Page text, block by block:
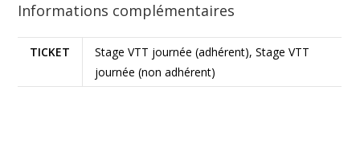
Informations complémentaires
TICKET
Stage VTT journée (adhérent), Stage VTT
journée (non adhérent)